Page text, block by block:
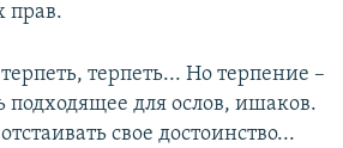
прав.
терпеть... Но терпение –
подходящее для ослов, ишаков.
свое достоинство...